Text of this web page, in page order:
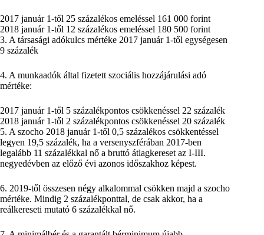
2017 január 1-től 25 százalékos emeléssel 161 000 forint
2018 január 1-től 12 százalékos emeléssel 180 500 forint
3. A társasági adókulcs mértéke 2017 január 1-től egységesen
9 százalék
4. A munkaadók által fizetett szociális hozzájárulási adó
mértéke:
2017 január 1-től 5 százalékpontos csökkenéssel 22 százalék
2018 január 1-től 2 százalékpontos csökkenéssel 20 százalék
5. A szocho 2018 január 1-től 0,5 százalékos csökkentéssel
legyen 19,5 százalék, ha a versenyszférában 2017-ben
legalább 11 százalékkal nő a bruttó átlagkereset az I-III.
negyedévben az előző évi azonos időszakhoz képest.
6. 2019-től összesen négy alkalommal csökken majd a szocho
mértéke. Mindig 2 százalékponttal, de csak akkor, ha a
reálkereseti mutató 6 százalékkal nő.